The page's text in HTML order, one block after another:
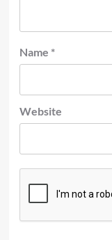
Name *
Website